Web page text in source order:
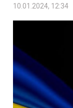
10.01.2024, 12:34